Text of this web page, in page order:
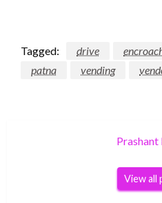
Tagged: drive
patna
vending
Prashant
View all